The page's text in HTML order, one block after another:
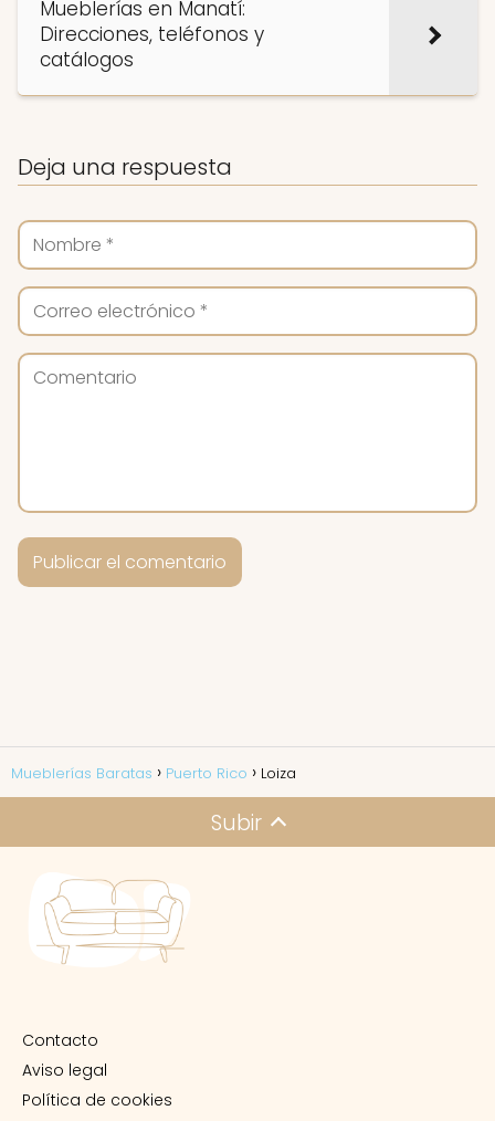
Mueblerías en Manatí:
Direcciones, teléfonos y
catálogos
Deja una respuesta
Mueblerías Baratas Puerto Rico Loiza
Subir
Contacto
Aviso legal
Política de cookies